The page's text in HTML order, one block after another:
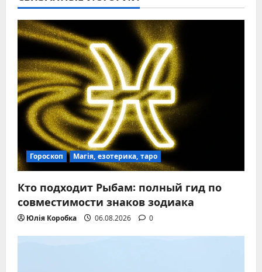
Гороскоп Магія, езотерика, таро
Кто подходит Рыбам: полный гид по
совместимости знаков зодиака
Юлія Коробка 06.08.2026 0